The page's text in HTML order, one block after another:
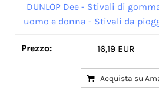
DUNLOP Dee - Stivali di
uomo e donna - Stivali da
16,19 EUR
Acquista su